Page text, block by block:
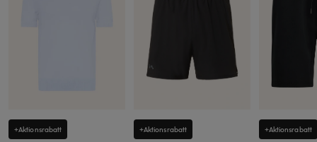
+Aktionsrabatt +Aktionsrabatt +Aktionsrabatt